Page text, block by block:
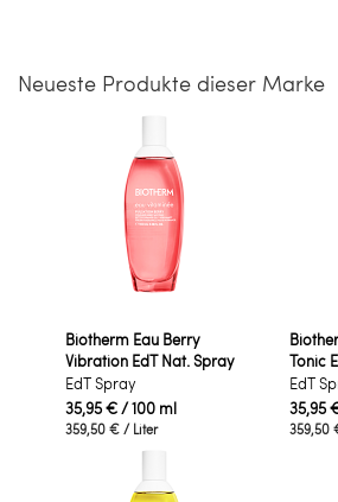
Neueste Produkte dieser Marke
Biotherm Eau Berry
Vibration EdT Nat. Spray
EdT Spray
35,95 € / 100 ml
359,50 € / Liter
Tonic
EdT
35,95
359,50